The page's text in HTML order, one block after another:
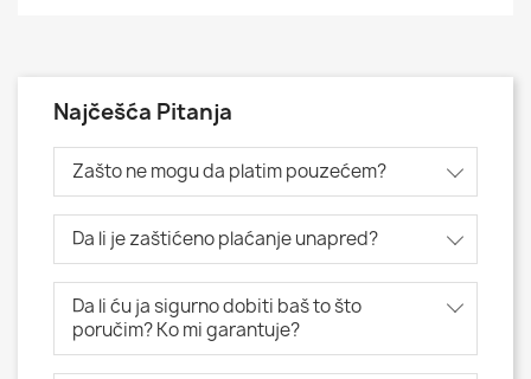
Najčešća Pitanja
Zašto ne mogu da platim pouzećem?
Da li je zaštićeno plaćanje unapred?
Da li ću ja sigurno dobiti baš to što
poručim? Ko mi garantuje?